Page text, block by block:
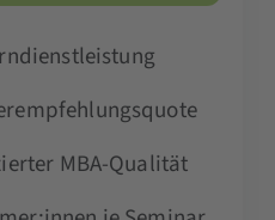
MBA-Qualität